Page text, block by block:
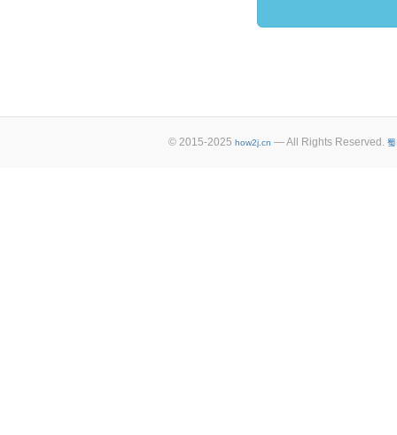
© 2015-2025 how2j.cn — All Rights Reserved.